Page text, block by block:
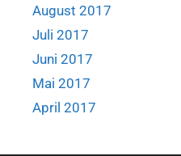
August 2017
Juli 2017
Juni 2017
Mai 2017
April 2017